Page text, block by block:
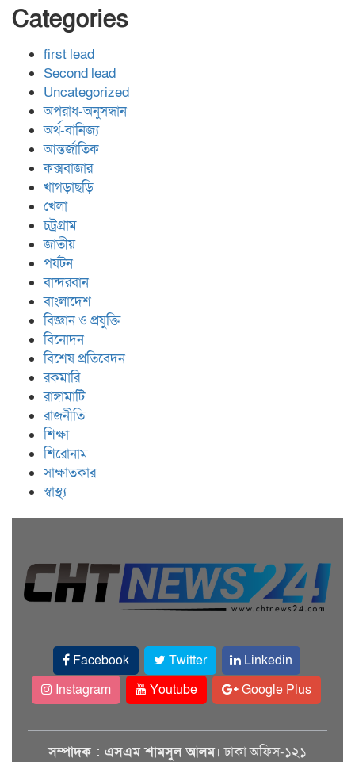
Categories
first lead
Second lead
Uncategorized
অপরাধ-অনুসন্ধান
অর্থ-বানিজ্য
আন্তর্জাতিক
কক্সবাজার
খাগড়াছড়ি
খেলা
চট্রগ্রাম
জাতীয়
পর্যটন
বান্দরবান
বাংলাদেশ
বিজ্ঞান ও প্রযুক্তি
বিনোদন
বিশেষ প্রতিবেদন
রকমারি
রাঙ্গামাটি
রাজনীতি
শিক্ষা
শিরোনাম
সাক্ষাতকার
স্বাস্থ্য
Facebook Twitter
Linkedin
Instagram
Youtube Google Plus
সম্পাদক : এসএম শামসুল আলম। ঢাকা অফিস-১২১